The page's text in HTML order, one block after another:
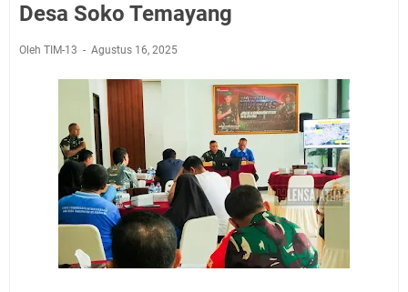
Desa Soko Temayang
Oleh TIM-13 Agustus 16, 2025